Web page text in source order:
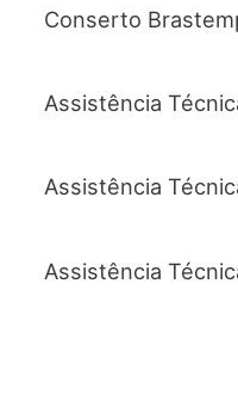
Conserto
Assistência
Assistência
Assistência